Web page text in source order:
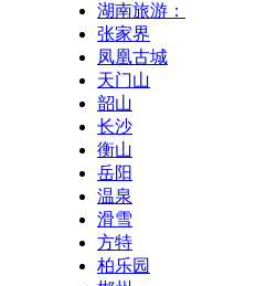
湖南旅游：
张家界
凤凰古城
天门山
韶山
长沙
衡山
岳阳
温泉
滑雪
方特
柏乐园